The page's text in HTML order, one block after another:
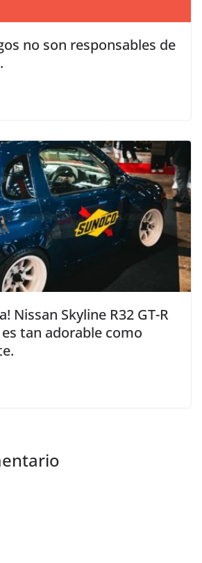
no son responsables de
Nissan Skyline R32 GT-R
tan adorable como